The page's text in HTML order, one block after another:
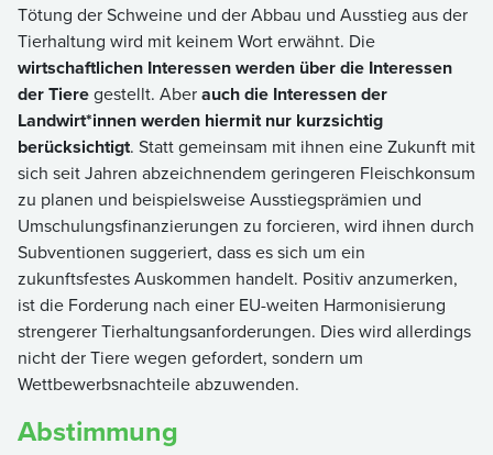
Tötung der Schweine und der Abbau und Ausstieg aus der
Tierhaltung wird mit keinem Wort erwähnt. Die
wirtschaftlichen Interessen werden über die Interessen
der Tieregestellt. Aberauch die Interessen der
Landwirt*innen werden hiermit nur kurzsichtig
berücksichtigt. Statt gemeinsam mit ihnen eine Zukunft mit
sich seit Jahren abzeichnendem geringeren Fleischkonsum
zu planen und beispielsweise Ausstiegsprämien und
Umschulungsfinanzierungen zu forcieren, wird ihnen durch
Subventionen suggeriert, dass es sich um ein
zukunftsfestes Auskommen handelt. Positiv anzumerken,
ist die Forderung nach einer EU-weiten Harmonisierung
strengerer Tierhaltungsanforderungen. Dies wird allerdings
nicht der Tiere wegen gefordert, sondern um
Wettbewerbsnachteile abzuwenden.
Abstimmung